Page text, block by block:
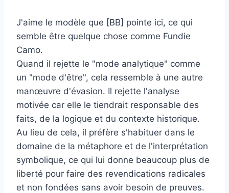
J'aime le modèle que [BB] pointe ici, ce qui
semble être quelque chose comme Fundie
Camo.
Quand il rejette le "mode analytique" comme
un "mode d'être", cela ressemble à une autre
manœuvre d'évasion. Il rejette l'analyse
motivée car elle le tiendrait responsable des
faits, de la logique et du contexte historique.
Au lieu de cela, il préfère s'habituer dans le
domaine de la métaphore et de l'interprétation
symbolique, ce qui lui donne beaucoup plus de
liberté pour faire des revendications radicales
et non fondées sans avoir besoin de preuves.